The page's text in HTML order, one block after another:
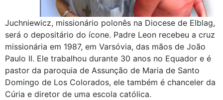
Juchniewicz, missionário polonês na Diocese de Elblag,
será o depositário do ícone. Padre Leon recebeu a cruz
missionária em 1987, em Varsóvia, das mãos de João
Paulo II. Ele trabalhou durante 30 anos no Equador e é
pastor da paroquia de Assunção de Maria de Santo
Domingo de Los Colorados, ele também é chanceler da
Cúria e diretor de uma escola católica.